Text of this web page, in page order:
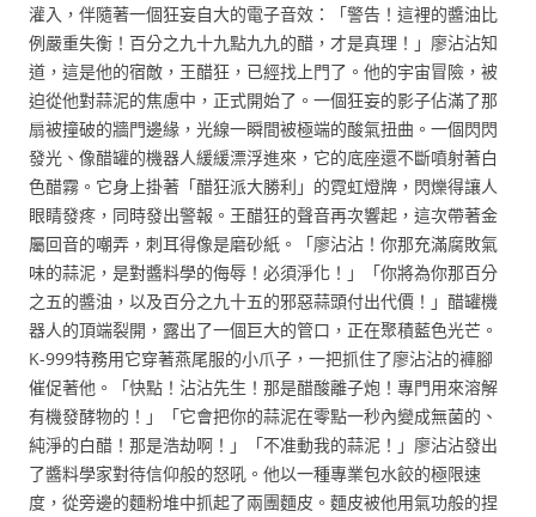
灌入，伴隨著一個狂妄自大的電子音效：「警告！這裡的醬油比
例嚴重失衡！百分之九十九點九九的醋，才是真理！」廖沾沾知
道，這是他的宿敵，王醋狂，已經找上門了。他的宇宙冒險，被
迫從他對蒜泥的焦慮中，正式開始了。一個狂妄的影子佔滿了那
扇被撞破的牆門邊緣，光線一瞬間被極端的酸氣扭曲。一個閃閃
發光、像醋罐的機器人緩緩漂浮進來，它的底座還不斷噴射著白
色醋霧。它身上掛著「醋狂派大勝利」的霓虹燈牌，閃爍得讓人
眼睛發疼，同時發出警報。王醋狂的聲音再次響起，這次帶著金
屬回音的嘲弄，刺耳得像是磨砂紙。「廖沾沾！你那充滿腐敗氣
味的蒜泥，是對醬料學的侮辱！必須淨化！」「你將為你那百分
之五的醬油，以及百分之九十五的邪惡蒜頭付出代價！」醋罐機
器人的頂端裂開，露出了一個巨大的管口，正在聚積藍色光芒。
K-999特務用它穿著燕尾服的小爪子，一把抓住了廖沾沾的褲腳
催促著他。「快點！沾沾先生！那是醋酸離子炮！專門用來溶解
有機發酵物的！」「它會把你的蒜泥在零點一秒內變成無菌的、
純淨的白醋！那是浩劫啊！」「不准動我的蒜泥！」廖沾沾發出
了醬料學家對待信仰般的怒吼。他以一種專業包水餃的極限速
度，從旁邊的麵粉堆中抓起了兩團麵皮。麵皮被他用氣功般的捏